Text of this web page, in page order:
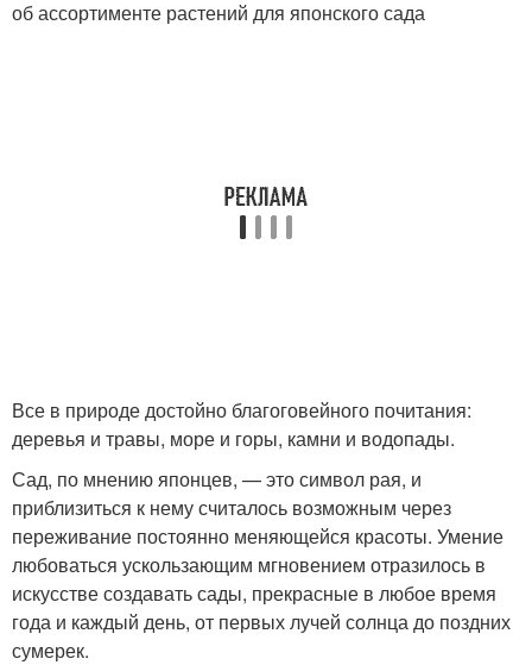
об ассортименте растений для японского сада
Все в природе достойно благоговейного почитания:
деревья и травы, море и горы, камни и водопады.
Сад, по мнению японцев, — это символ рая, и
приблизиться к нему считалось возможным через
переживание постоянно меняющейся красоты. Умение
любоваться ускользающим мгновением отразилось в
искусстве создавать сады, прекрасные в любое время
года и каждый день, от первых лучей солнца до поздних
сумерек.